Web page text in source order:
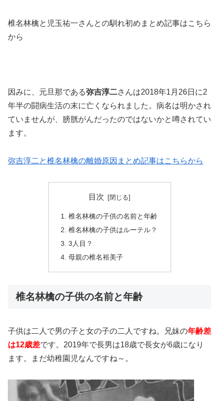
椎名林檎と児玉祐一さんとの馴れ初めまとめ記事はこちら
から
因みに、元旦那である弥吉淳二さんは2018年1月26日に2
年半の闘病生活の末に亡くなられました。病名は明かされ
ていませんが、膀胱がんだったのではないかと噂されてい
ます。
弥吉淳二と椎名林檎の離婚原因まとめ記事はこちらから
目次
椎名林檎の子供の名前と年齢
椎名林檎の子供はルーテル？
3人目？
母親の椎名裕美子
椎名林檎の子供の名前と年齢
子供は二人で男の子と女の子の二人ですね。兄妹の年齢差
は12歳差です。2019年で長男は18歳で長女が6歳になり
ます。まだ幼稚園児なんですね～。